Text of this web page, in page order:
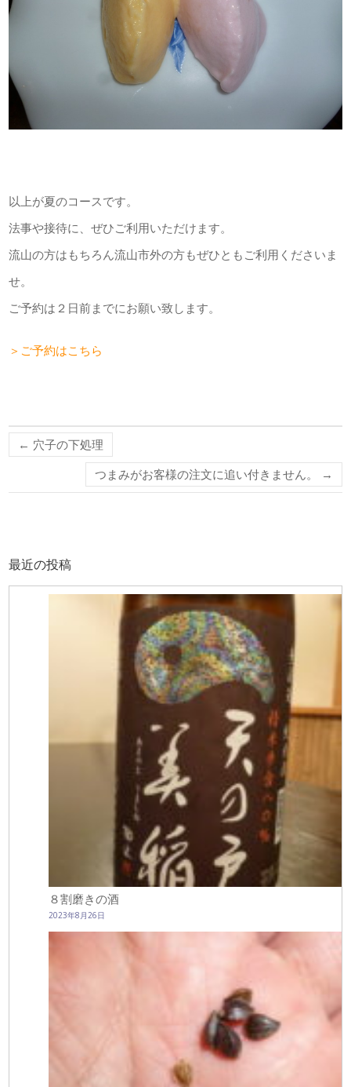
以上が夏のコースです。
法事や接待に、ぜひご利用いただけます。
流山の方はもちろん流山市外の方もぜひともご利用くださいま
せ。
ご予約は２日前までにお願い致します。
＞ご予約はこちら
← 穴子の下処理
つまみがお客様の注文に追い付きません。
→
最近の投稿
８割磨きの酒
2023年8月26日